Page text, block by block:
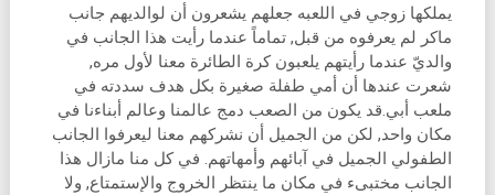
يملكها زوجي في اللعبه جعلهم يشعرون أن لوالديهم جانب
ماكر لم يعرفوه من قبل, تماماً عندما رأيت هذا الجانب في
والديّ عندما رأيتهم يلعبون كرة الطائرة معنا لأول مره,
شعرت عندها أن أمي طفلة صغيرة بكل هدف سددته في
ملعب أبي.قد يكون من الصعب دمج عالمنا وعالم أبناءنا في
مكان واحد, لكن من الجميل أن نشركهم معنا ليعرفوا الجانب
الطفولي الجميل في آبائهم وأمهاتهم. في كل منا مازال هذا
الجانب مختبىء في مكان ما ينتظر الخروج والإستمتاع, ولا